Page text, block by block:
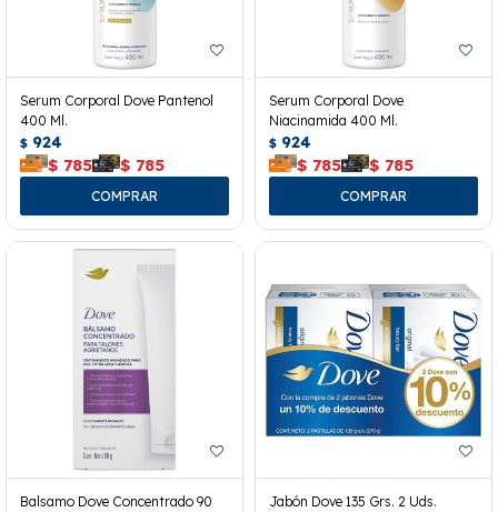
Serum Corporal Dove Pantenol
400 Ml.
$ 924
$ 785 $ 785
Serum Corporal Dove
Niacinamida 400 Ml.
$ 924
$ 785 $ 785
Balsamo Dove Concentrado 90
Jabón Dove 135 Grs. 2 Uds.